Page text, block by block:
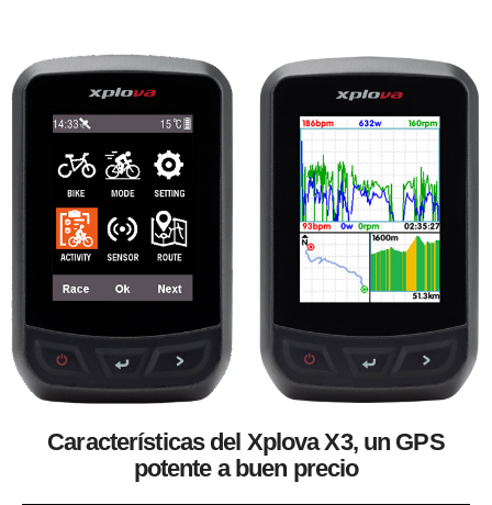
Características del Xplova X3, un GPS
potente a buen precio